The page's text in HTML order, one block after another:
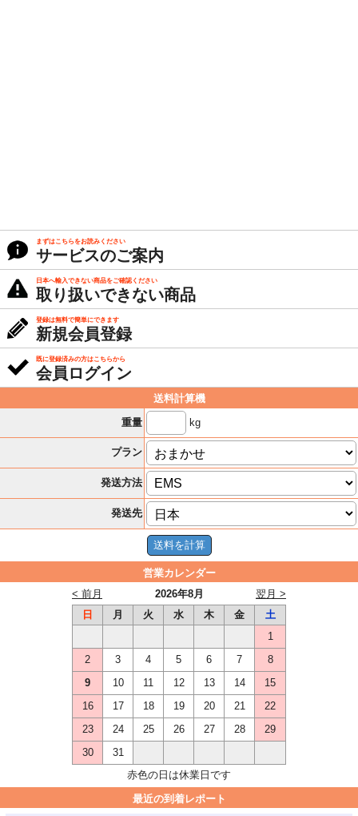
まずはこちらをお読みください
サービスのご案内
日本へ輸入できない商品をご確認ください
取り扱いできない商品
登録は無料で簡単にできます
新規会員登録
既に登録済みの方はこちらから
会員ログイン
送料計算機
重量
kg
プラン
発送方法
発送先
営業カレンダー
2026年8月
< 前月
翌月 >
日
月 火 水 木 金
土
1
2
3 4 5 6 7
8
9
10 11 12 13 14
15
16
17 18 19 20 21
22
23
24 25 26 27 28
29
30
31
赤色の日は休業日です
最近の到着レポート